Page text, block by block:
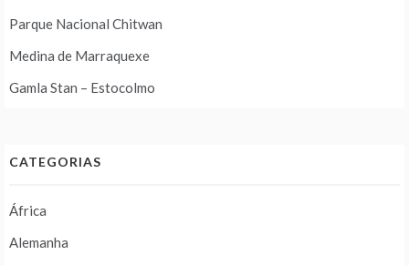
Parque Nacional Chitwan
Medina de Marraquexe
Gamla Stan – Estocolmo
CATEGORIAS
África
Alemanha